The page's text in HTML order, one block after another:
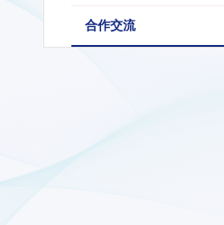
合作交流